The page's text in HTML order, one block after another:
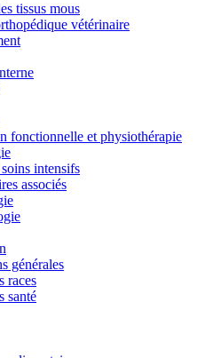
tissus mous
vétérinaire
fonctionnelle et physiothérapie
intensifs
associés
générales
races
santé